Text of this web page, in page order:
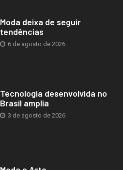
Moda deixa de seguir
tendências
6 de agosto de 2026
Tecnologia desenvolvida no
Brasil amplia
3 de agosto de 2026